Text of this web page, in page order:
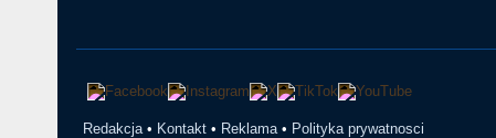
Redakcja• Kontakt• Reklama• Polityka prywatnosci